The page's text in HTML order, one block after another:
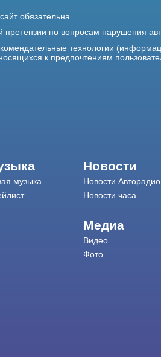
обязательна
по вопросам нарушения
технологии
к предпочтениям
музыка
Новости
Новости Авторадио
Новости часа
Медиа
Видео
Фото